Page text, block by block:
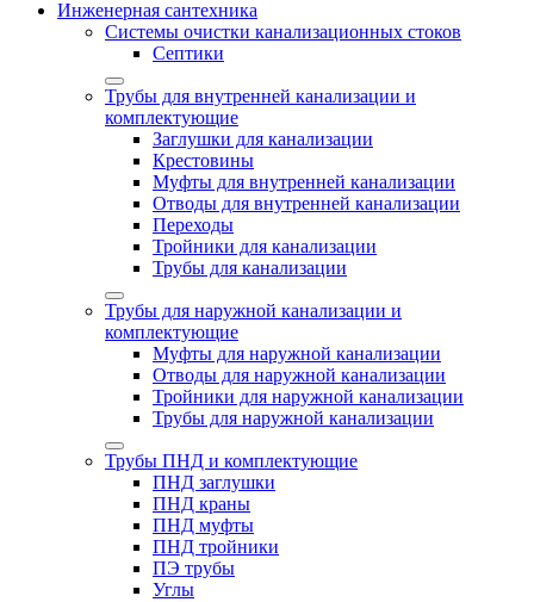
Инженерная сантехника
Системы очистки канализационных стоков
Септики
Трубы для внутренней канализации и
комплектующие
Заглушки для канализации
Крестовины
Муфты для внутренней канализации
Отводы для внутренней канализации
Переходы
Тройники для канализации
Трубы для канализации
Трубы для наружной канализации и
комплектующие
Муфты для наружной канализации
Отводы для наружной канализации
Тройники для наружной канализации
Трубы для наружной канализации
Трубы ПНД и комплектующие
ПНД заглушки
ПНД краны
ПНД муфты
ПНД тройники
ПЭ трубы
Углы